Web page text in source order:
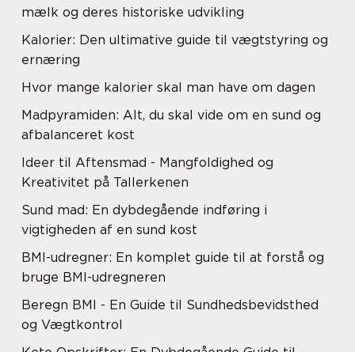
mælk og deres historiske udvikling
Kalorier: Den ultimative guide til vægtstyring og
ernæring
Hvor mange kalorier skal man have om dagen
Madpyramiden: Alt, du skal vide om en sund og
afbalanceret kost
Ideer til Aftensmad - Mangfoldighed og
Kreativitet på Tallerkenen
Sund mad: En dybdegående indføring i
vigtigheden af en sund kost
BMI-udregner: En komplet guide til at forstå og
bruge BMI-udregneren
Beregn BMI - En Guide til Sundhedsbevidsthed
og Vægtkontrol